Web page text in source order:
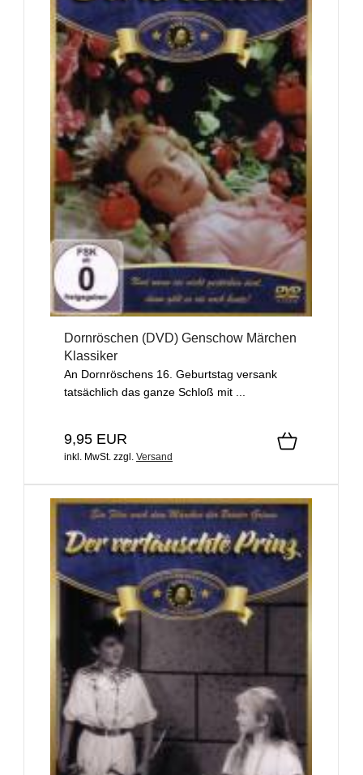
Dornröschen (DVD) Genschow Märchen
Klassiker
An Dornröschens 16. Geburtstag versank
tatsächlich das ganze Schloß mit ...
9,95 EUR
inkl. MwSt. zzgl. Versand